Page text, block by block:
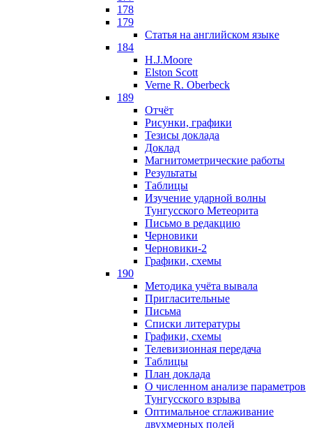
178
179
Статья на английском языке
184
H.J.Moore
Elston Scott
Verne R. Oberbeck
189
Отчёт
Рисунки, графики
Тезисы доклада
Доклад
Магнитометрические работы
Результаты
Таблицы
Изучение ударной волны
Тунгусского Метеорита
Письмо в редакцию
Черновики
Черновики-2
Графики, схемы
190
Методика учёта вывала
Пригласительные
Письма
Списки литературы
Графики, схемы
Телевизионная передача
Таблицы
План доклада
О численном анализе параметров
Тунгусского взрыва
Оптимальное сглаживание
двухмерных полей